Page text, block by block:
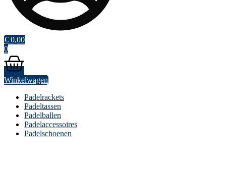
€ 0,00
0
Winkelwagen
Padelrackets
Padeltassen
Padelballen
Padelaccessoires
Padelschoenen